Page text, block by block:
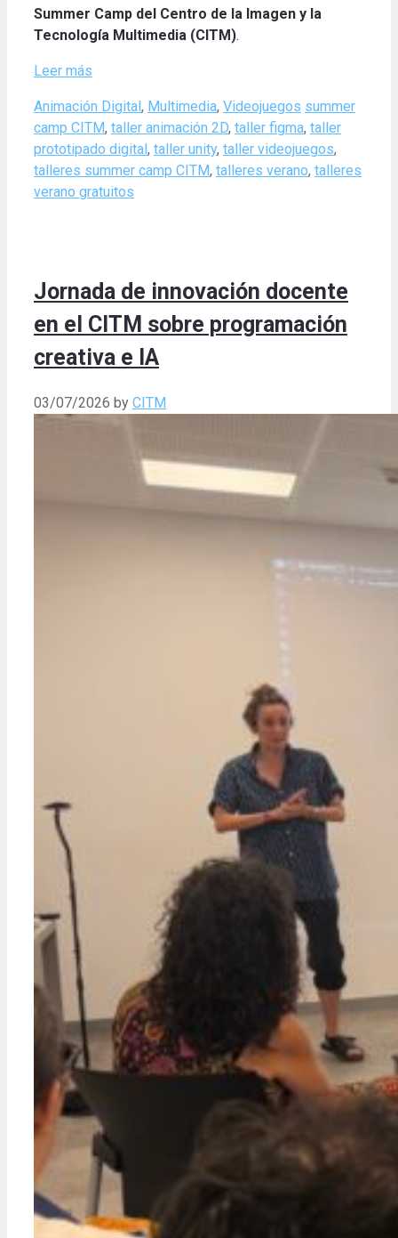
Summer Camp del Centro de la Imagen y la
Tecnología Multimedia (CITM).
Leer más
Categories
Animación Digital, Multimedia, Videojuegos Tags
summer
camp CITM, taller animación 2D, taller figma, taller
prototipado digital, taller unity, taller videojuegos,
talleres summer camp CITM, talleres verano, talleres
verano gratuitos
Jornada de innovación docente
en el CITM sobre programación
creativa e IA
03/07/2026 by CITM